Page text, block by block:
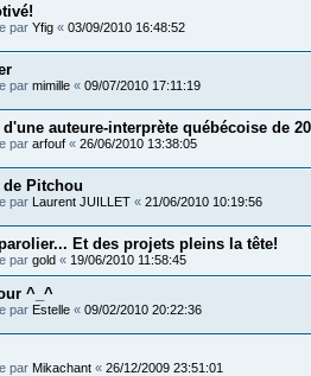
par Yfig « 03/09/2010 16:48:52
par mimille « 09/07/2010 17:11:19
auteure-interprète québécoise de
par arfouf « 26/06/2010 13:38:05
de Pitchou
par Laurent JUILLET « 21/06/2010 10:19:56
Et des projets pleins la tête!
par gold « 19/06/2010 11:58:45
^_^
par Estelle « 09/02/2010 20:22:36
par Mikachant « 26/12/2009 23:51:01